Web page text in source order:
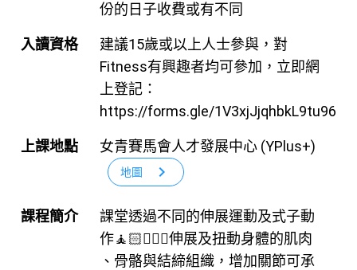
份的日子收費或有不同
入讀資格
建議15歲或以上人士參與，對
Fitness有興趣者均可參加，立即網
上登記：
https://forms.gle/1V3xjJjqhbkL9tu96
上課地點 女青賽馬會人才發展中心 (YPlus+)
地圖 chevron_right
課程簡介
課堂透過不同的伸展運動及式子動
作🧘🏻🧘🏻‍♂️伸展及扭動身體的肌肉
、骨骼與結締組織，增加關節可承